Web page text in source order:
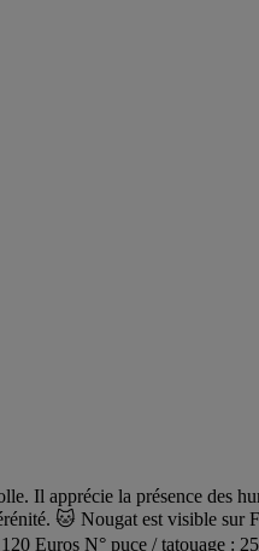
Il apprécie la présence des
🐱 Nougat est visible
Euros N° puce / tatouage :